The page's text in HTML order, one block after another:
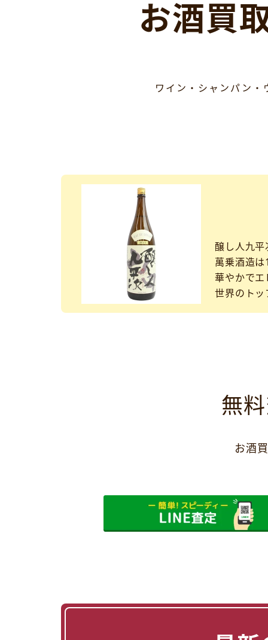
お酒買
ワイン・シャンパン
醸し人九
萬乗酒造
華やかで
世界のト
無
お酒